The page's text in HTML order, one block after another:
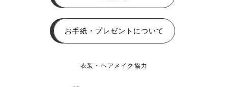
お手紙・プレゼントについて
衣装・ヘアメイク協力